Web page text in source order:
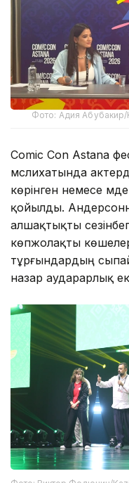
Фото: Адия
Comic Con Astana
мәслихатында
көрінген немесе
қойылды.
алшақтықты
көпжолақты
тұрғындардың
назар аударарлық